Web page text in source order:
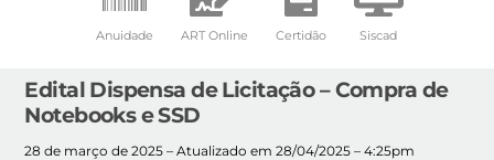
Anuidade ART Online Certidão Siscad
Edital Dispensa de Licitação – Compra de
Notebooks e SSD
28 de março de 2025 – Atualizado em 28/04/2025 – 4:25pm